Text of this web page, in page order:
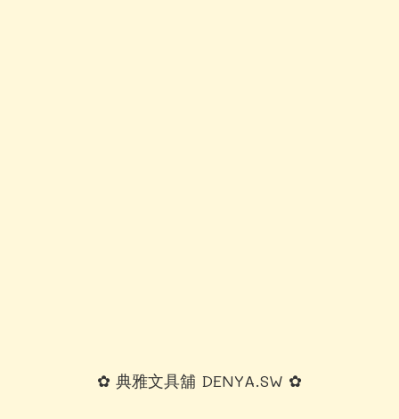
✿ 典雅文具舖 DENYA.SW ✿